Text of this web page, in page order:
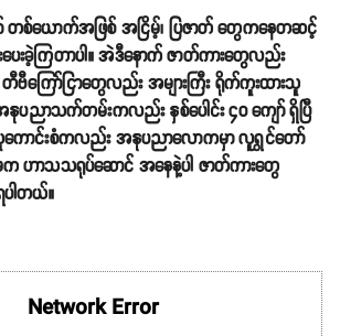
တစ်ယောက်အဖြစ် အငြိမ့်၊ ပြဇာတ် တွေကနေတဆင့်
းခဲ့ကြတာပါ။ အဲဒီနောက် ဇာတ်ကားတွေလည်း
ကြော်ငြာတွေလည်း အများကြီး ရိုက်ကူးထားသူ
ညာသက်တမ်းကလည်း နှစ်ပေါင်း ၄၀ ကျော် ရှိပြီ
သူကောင်းစံကလည်း အနုပညာလောကမှာ လူရွှင်တော်
ဟာသသရုပ်ဆောင် အနေနဲ့ပါ ဇာတ်ကားတွေ
ါတယ်။